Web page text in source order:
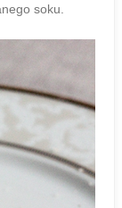
soku.